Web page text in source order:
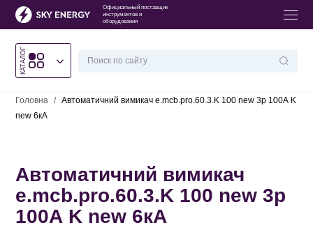
Официальный поставщик
инструментов и
оборудования
КАТАЛОГ
Головна / Автоматичний вимикач e.mcb.pro.60.3.K 100 new 3р 100А K
new 6кА
Автоматичний вимикач
e.mcb.pro.60.3.K 100 new 3р
100А K new 6кА